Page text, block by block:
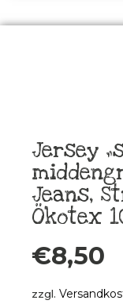
Jersey
Jeans,
Ökotex
€8,50
zzgl.